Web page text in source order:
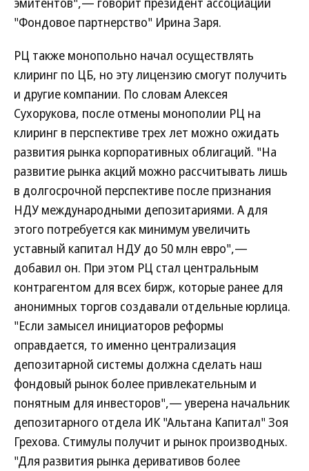
"Фондовое партнерство" Ирина Заря.
РЦ также монопольно начал осуществлять
клиринг по ЦБ, но эту лицензию смогут получить
и другие компании. По словам Алексея
Сухорукова, после отмены монополии РЦ на
клиринг в перспективе трех лет можно ожидать
развития рынка корпоративных облигаций. "На
развитие рынка акций можно рассчитывать лишь
в долгосрочной перспективе после признания
НДУ международными депозитариями. А для
этого потребуется как минимум увеличить
уставный капитал НДУ до 50 млн евро",—
добавил он. При этом РЦ стал центральным
контрагентом для всех бирж, которые ранее для
анонимных торгов создавали отдельные юрлица.
"Если замысел инициаторов реформы
оправдается, то именно централизация
депозитарной системы должна сделать наш
фондовый рынок более привлекательным и
понятным для инвесторов",— уверена начальник
депозитарного отдела ИК "Альтана Капитал" Зоя
Грехова. Стимулы получит и рынок производных.
"Для развития рынка деривативов более